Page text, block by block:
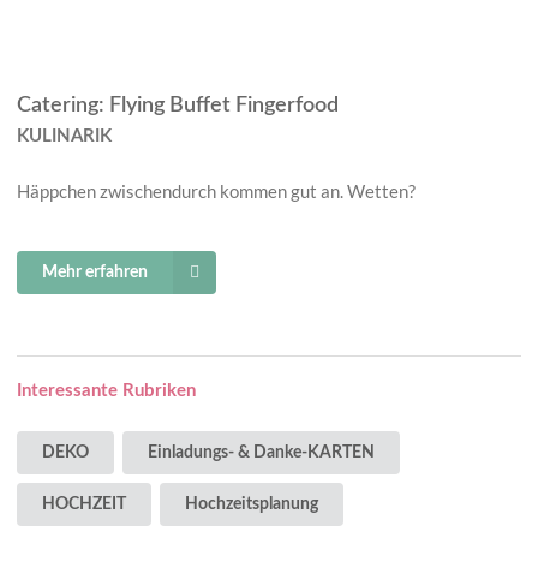
Catering: Flying Buffet Fingerfood
KULINARIK
Häppchen zwischendurch kommen gut an. Wetten?
Mehr erfahren
Interessante Rubriken
DEKO Einladungs- & Danke-KARTEN
HOCHZEIT Hochzeitsplanung